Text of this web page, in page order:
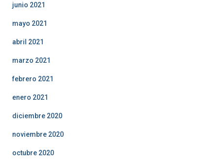
junio 2021
mayo 2021
abril 2021
marzo 2021
febrero 2021
enero 2021
diciembre 2020
noviembre 2020
octubre 2020